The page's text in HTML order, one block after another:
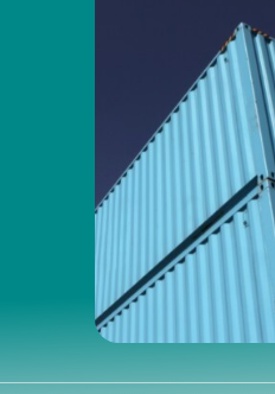
Наши